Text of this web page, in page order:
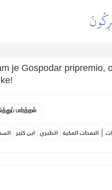
je Gospodar pripremio,
பார்த்தல்
ابن كثير الطبري النفحات المكية |